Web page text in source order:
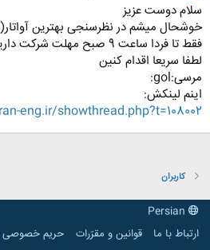
سلام دوست عزیز
خوشحال میشم در نظرسنجی بهترین آواتار(سری5)
فقط تا فردا ساعت 9 صبح مهلت شرکت دارین
لطفا سریعا اقدام کنین
مرسی:gol:
اینم لینکش:
eng.ir/showthread.php?t=108002
کاربران
ارتباط با ما
قوانین و مقرّرات حریم خصوصی